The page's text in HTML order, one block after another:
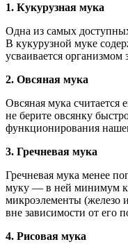
1. Кукурузная мука
Одна из самых
В кукурузной муке
усваивается
2. Овсяная мука
Овсяная мука считается
не берите овсянку
функционирования
3. Гречневая мука
Гречневая мука менее
муку — в ней минимум
микроэлементы (железо
вне зависимости от его
4. Рисовая мука